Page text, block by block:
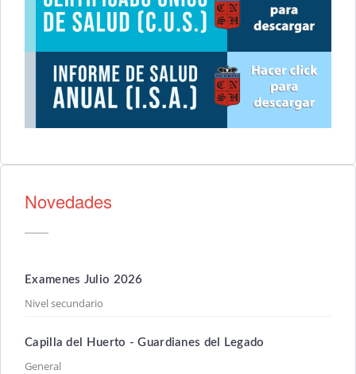
Novedades
Examenes Julio 2026
Nivel secundario
Capilla del Huerto - Guardianes del Legado
General